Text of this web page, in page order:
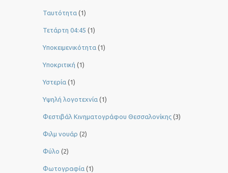
Ταυτότητα (1)
Τετάρτη 04:45 (1)
Υποκειμενικότητα (1)
Υποκριτική (1)
Υστερία (1)
Yψηλή λογοτεχνία (1)
Φεστιβάλ Κινηματογράφου Θεσσαλονίκης (3)
Φιλμ νουάρ (2)
Φύλο (2)
Φωτογραφία (1)